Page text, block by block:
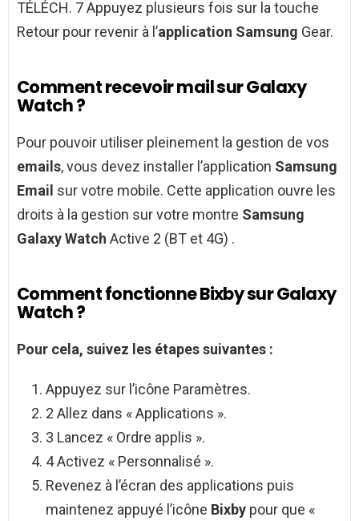
TÉLÉCH. 7 Appuyez plusieurs fois sur la touche
Retour pour revenir à l’application Samsung Gear.
Comment recevoir mail sur Galaxy
Watch ?
Pour pouvoir utiliser pleinement la gestion de vos
emails, vous devez installer l’application Samsung
Email sur votre mobile. Cette application ouvre les
droits à la gestion sur votre montre Samsung
Galaxy Watch Active 2 (BT et 4G) .
Comment fonctionne Bixby sur Galaxy
Watch ?
Pour cela, suivez les étapes suivantes :
Appuyez sur l’icône Paramètres.
2 Allez dans « Applications ».
3 Lancez « Ordre applis ».
4 Activez « Personnalisé ».
Revenez à l’écran des applications puis
maintenez appuyé l’icône Bixby pour que «